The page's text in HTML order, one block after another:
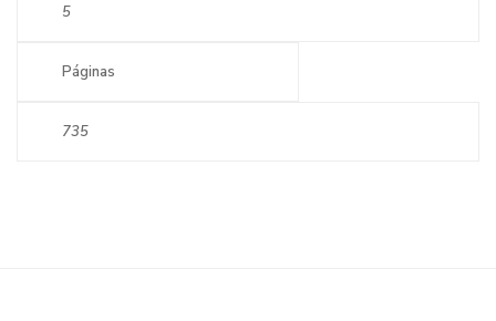
5
Páginas
735